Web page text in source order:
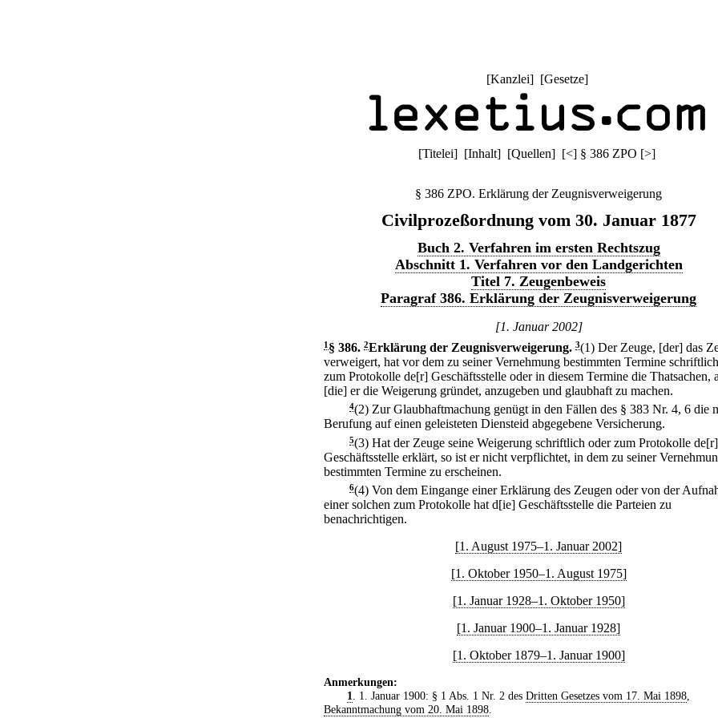
[Kanzlei] [Gesetze]
[Titelei] [Inhalt] [Quellen] [<] § 386 ZPO [>]
§ 386 ZPO. Erklärung der Zeugnisverweigerung
Civilprozeßordnung vom 30. Januar 1877
Buch 2. Verfahren im ersten Rechtszug
Abschnitt 1. Verfahren vor den Landgerichten
Titel 7. Zeugenbeweis
Paragraf 386. Erklärung der Zeugnisverweigerung
[1. Januar 2002]
1 § 386. 2Erklärung der Zeugnisverweigerung. 3(1) Der Zeuge, [der] das
verweigert, hat vor dem zu seiner Vernehmung bestimmten Termine
zum Protokolle de[r] Geschäftsstelle oder in diesem Termine die Thatsachen,
[die] er die Weigerung gründet, anzugeben und glaubhaft zu machen.
4(2) Zur Glaubhaftmachung genügt in den Fällen des § 383 Nr. 4, 6 die
Berufung auf einen geleisteten Diensteid abgegebene Versicherung.
5(3) Hat der Zeuge seine Weigerung schriftlich oder zum Protokolle de[r]
Geschäftsstelle erklärt, so ist er nicht verpflichtet, in dem zu seiner
bestimmten Termine zu erscheinen.
6(4) Von dem Eingange einer Erklärung des Zeugen oder von der
einer solchen zum Protokolle hat d[ie] Geschäftsstelle die Parteien zu
benachrichtigen.
[1. August 1975–1. Januar 2002]
[1. Oktober 1950–1. August 1975]
[1. Januar 1928–1. Oktober 1950]
[1. Januar 1900–1. Januar 1928]
[1. Oktober 1879–1. Januar 1900]
Anmerkungen:
1
. 1. Januar 1900: § 1 Abs. 1 Nr. 2 des Dritten Gesetzes vom 17. Mai 1898,
Bekanntmachung vom 20. Mai 1898